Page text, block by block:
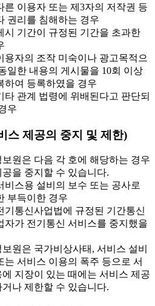
른 이용자 또는 제3자의 저작권 등
권리를 침해하는 경우
시 기간이 규정된 기간을 초과한
용자의 조작 미숙이나 광고목적으
일한 내용의 게시물을 10회 이상
하여 등록하였을 경우
타 관계 법령에 위배된다고 판단되
우
스 제공의 중지 및 제한)
원은 다음 각 호에 해당하는 경우
을 중지할 수 있습니다.
비스용 설비의 보수 또는 공사로
부득이한 경우
기통신사업법에 규정된 기간통신
자가 전기통신 서비스를 중지했을
원은 국가비상사태, 서비스 설비
는 서비스 이용의 폭주 등으로 서
에 지장이 있는 때에는 서비스 제공
거나 제한할 수 있습니다.